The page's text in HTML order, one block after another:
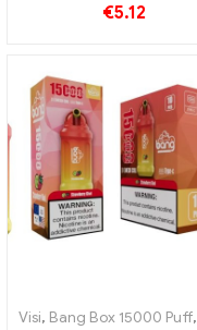
elektroninė cigaretė
€5.12
Visi, Bang Box 15000 Puff,